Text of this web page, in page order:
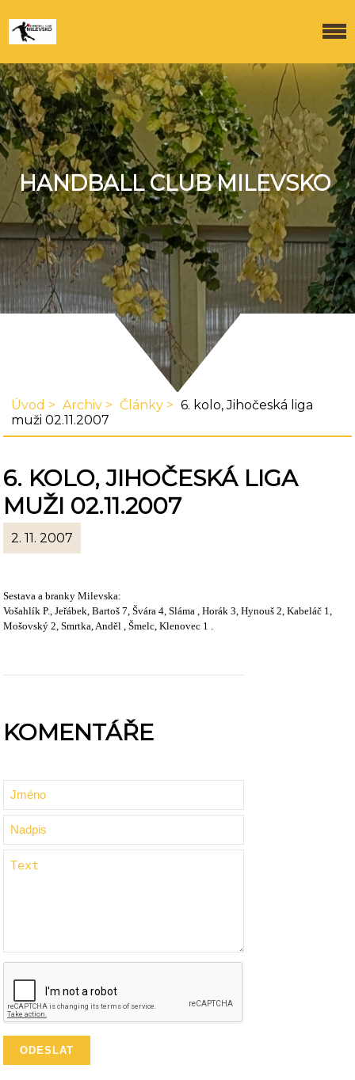
HANDBALL CLUB MILEVSKO
Úvod Archiv Články
6. kolo, Jihočeská liga
muži 02.11.2007
6. KOLO, JIHOČESKÁ LIGA
MUŽI 02.11.2007
2. 11. 2007
Sestava a branky Milevska:
Vošahlík P., Jeřábek, Bartoš 7, Švára 4, Sláma , Horák 3, Hynouš 2, Kabeláč 1,
Mošovský 2, Smrtka, Anděl , Šmelc, Klenovec 1 .
KOMENTÁŘE